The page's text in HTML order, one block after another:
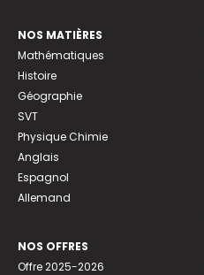
NOS MATIÈRES
Mathématiques
Histoire
Géographie
SVT
Physique Chimie
Anglais
Espagnol
Allemand
NOS OFFRES
Offre 2025-2026